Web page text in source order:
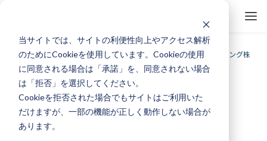
当サイトでは、サイトの利便性向上やアクセス解析
のためにCookieを使用しています。Cookieの使用
に同意される場合は「承諾」を、同意されない場合
は「拒否」を選択してください。
Cookieを拒否された場合でもサイトはご利用いた
だけますが、一部の機能が正しく動作しない場合が
あります。
ホーム
導入事例
AI査定プロ（不動産査定書作成システム）導入事例：vol.3 朝日リビング株
式会社様
AI査定プロ